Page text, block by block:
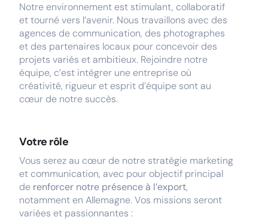
Notre environnement est stimulant, collaboratif
et tourné vers l’avenir. Nous travaillons avec des
agences de communication, des photographes
et des partenaires locaux pour concevoir des
projets variés et ambitieux. Rejoindre notre
équipe, c’est intégrer une entreprise où
créativité, rigueur et esprit d’équipe sont au
cœur de notre succès.
Votre rôle
Vous serez au cœur de notre stratégie marketing
et communication, avec pour objectif principal
de renforcer notre présence à l’export,
notamment en Allemagne. Vos missions seront
variées et passionnantes :